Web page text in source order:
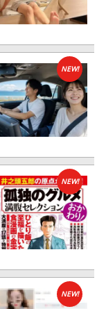
NEW!
NEW!
NEW!